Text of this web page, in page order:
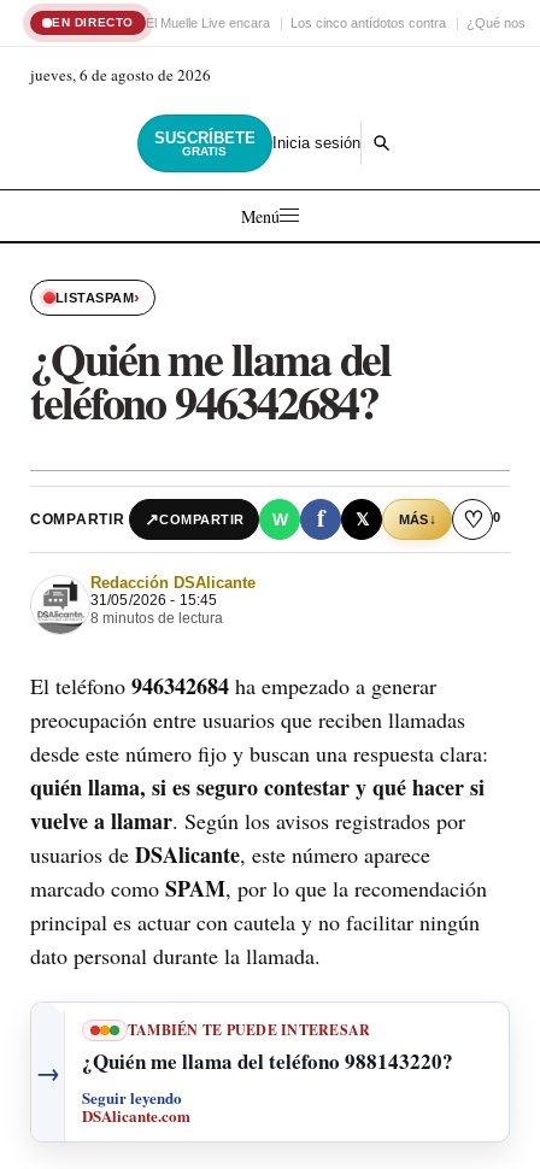
EN DIRECTO El Muelle Live encara Los cinco antídotos contra ¿Qué nos
jueves, 6 de agosto de 2026
SUSCRÍBETE
GRATIS Inicia sesión
Menú
LISTASPAM›
¿Quién me llama del
teléfono 946342684?
COMPARTIR ↗COMPARTIR W f 𝕏 MÁS↓ ♡ 0
Redacción DSAlicante
31/05/2026 - 15:45
8 minutos de lectura
El teléfono 946342684 ha empezado a generar
preocupación entre usuarios que reciben llamadas
desde este número fijo y buscan una respuesta clara:
quién llama, si es seguro contestar y qué hacer si
vuelve a llamar. Según los avisos registrados por
usuarios de DSAlicante, este número aparece
marcado como SPAM, por lo que la recomendación
principal es actuar con cautela y no facilitar ningún
dato personal durante la llamada.
→
TAMBIÉN TE PUEDE INTERESAR
¿Quién me llama del teléfono 988143220?
Seguir leyendo
DSAlicante.com